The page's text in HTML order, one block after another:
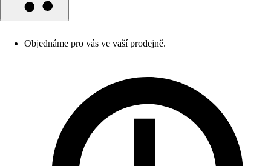
Objednáme pro vás ve vaší prodejně.